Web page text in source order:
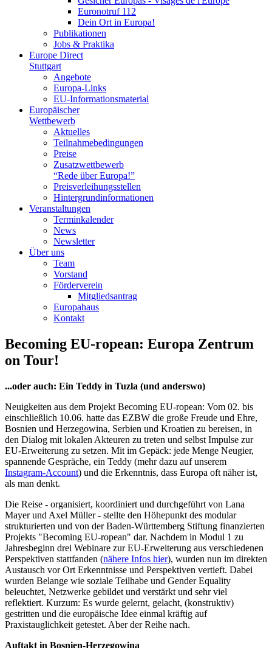
Euronotruf 112
Dein Ort in Europa!
Publikationen
Jobs & Praktika
Europe Direct
Stuttgart
Angebote
Europa-Links
EU-Informationsmaterial
Europäischer
Wettbewerb
Aktuelles
Teilnahme­bedingungen
Preise
Zusatzwettbewerb
“Rede über Europa!”
Preisverleihungsstellen
Hintergrundinformationen
Veranstaltungen
Terminkalender
News
Newsletter
Über uns
Team
Vorstand
Förderverein
Mitgliedsantrag
Europahaus
Kontakt
Becoming EU-ropean: Europa Zentrum
on Tour!
...oder auch: Ein Teddy in Tuzla (und anderswo)
Neuigkeiten aus dem Projekt Becoming EU-ropean: Vom 02. bis
einschließlich 10.06. hatte das EZBW die große Freude und Ehre,
Bosnien und Herzegowina, Serbien und Kroatien zu bereisen, in
den Dialog mit lokalen Akteuren zu treten und selbst Impulse zur
EU-Erweiterung zu setzen. Mit im Gepäck: jede Menge Neugier,
spannende Gespräche, ein Teddy (mehr dazu auf unserem
Instagram-Account) und die Erkenntnis, dass Europa oft näher ist,
als man denkt.
Die Reise - organisiert, koordiniert und durchgeführt von Lana
Mayer und Axel Müller - stellte den Höhepunkt des modular
strukturierten und von der Baden-Württemberg Stiftung finanzierten
Projekts "Becoming EU-ropean" dar. Nachdem in Modul 1 zu
Jahresbeginn drei Webinare zur EU-Erweiterung aus verschiedenen
Perspektiven stattfanden (nähere Infos hier), wurden nun im direkten
Austausch vor Ort Erkenntnisse und Perspektiven vertieft. Dabei
wurden Belange wie soziale Teilhabe und Gender Equality
beleuchtet, Netzwerke gebildet und verstärkt und sehr viel
reflektiert. Kurzum: Es wurde gelernt, gelacht, (konstruktiv)
gestritten und die europäische Idee einmal kräftig auf
Praxistauglichkeit getestet. Aber der Reihe nach.
Auftakt in Bosnien-Herzegowina